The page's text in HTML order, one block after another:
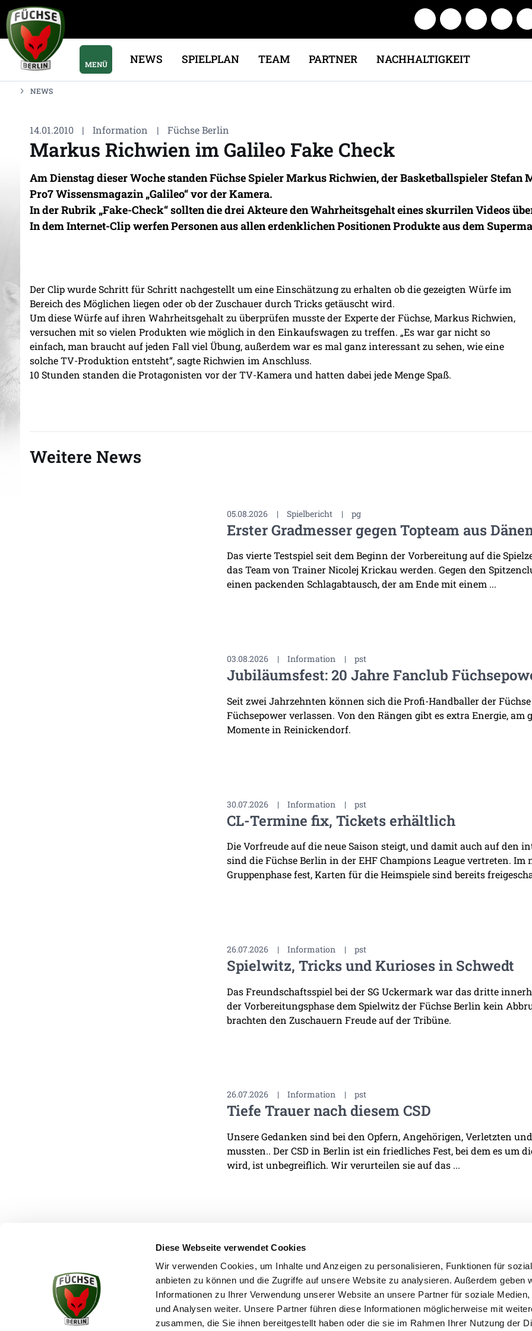
Diese Webseite verwendet Cookies
Wir verwenden Cookies, um Inhalte und Anzeigen zu personalisieren, Funktionen für
anbieten zu können und die Zugriffe auf unsere Website zu analysieren. Außerdem geben
Informationen zu Ihrer Verwendung unserer Website an unsere Partner für soziale Medien,
und Analysen weiter. Unsere Partner führen diese Informationen möglicherweise mit
zusammen, die Sie ihnen bereitgestellt haben oder die sie im Rahmen Ihrer Nutzung der
MENÜ NEWS SPIELPLAN TEAM PARTNER NACHHALTIGKEIT
NEWS
14.01.2010 | Information | Füchse Berlin
Markus Richwien im Galileo Fake Check
Am Dienstag dieser Woche standen Füchse Spieler Markus Richwien, der Basketballspieler
Pro7 Wissensmagazin „Galileo“ vor der Kamera.
In der Rubrik „Fake-Check“ sollten die drei Akteure den Wahrheitsgehalt eines skurrilen Videos
In dem Internet-Clip werfen Personen aus allen erdenklichen Positionen Produkte aus dem
Der Clip wurde Schritt für Schritt nachgestellt um eine Einschätzung zu erhalten ob die gezeigten Würfe im
Bereich des Möglichen liegen oder ob der Zuschauer durch Tricks getäuscht wird.
Um diese Würfe auf ihren Wahrheitsgehalt zu überprüfen musste der Experte der Füchse, Markus Richwien,
versuchen mit so vielen Produkten wie möglich in den Einkaufswagen zu treffen. „Es war gar nicht so
einfach, man braucht auf jeden Fall viel Übung, außerdem war es mal ganz interessant zu sehen, wie eine
solche TV-Produktion entsteht“, sagte Richwien im Anschluss.
10 Stunden standen die Protagonisten vor der TV-Kamera und hatten dabei jede Menge Spaß.
Weitere News
05.08.2026 | Spielbericht | pg
Erster Gradmesser gegen Topteam aus
Das vierte Testspiel seit dem Beginn der Vorbereitung auf die
das Team von Trainer Nicolej Krickau werden. Gegen den
einen packenden Schlagabtausch, der am Ende mit einem ...
03.08.2026 | Information | pst
Jubiläumsfest: 20 Jahre Fanclub
Seit zwei Jahrzehnten können sich die Profi-Handballer der
Füchsepower verlassen. Von den Rängen gibt es extra Energie,
Momente in Reinickendorf.
30.07.2026 | Information | pst
CL-Termine fix, Tickets erhältlich
Die Vorfreude auf die neue Saison steigt, und damit auch auf den
sind die Füchse Berlin in der EHF Champions League vertreten.
Gruppenphase fest, Karten für die Heimspiele sind bereits
26.07.2026 | Information | pst
Spielwitz, Tricks und Kurioses in Schwedt
Das Freundschaftsspiel bei der SG Uckermark war das dritte
der Vorbereitungsphase dem Spielwitz der Füchse Berlin kein
brachten den Zuschauern Freude auf der Tribüne.
26.07.2026 | Information | pst
Tiefe Trauer nach diesem CSD
Unsere Gedanken sind bei den Opfern, Angehörigen, Verletzten
mussten.. Der CSD in Berlin ist ein friedliches Fest, bei dem es um
wird, ist unbegreiflich. Wir verurteilen sie auf das ...
KONTAKT IMPRESSUM